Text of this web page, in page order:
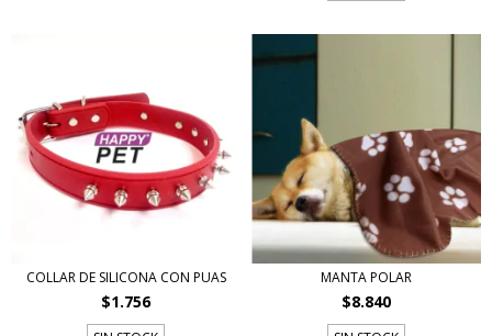
COLLAR DE SILICONA CON PUAS
$1.756
MANTA POLAR
$8.840